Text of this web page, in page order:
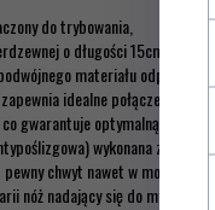
do trybowania,
o długości 15cm,
materiału odporna na
idealne połączenie z
gwarantuje optymalną
wykonana z
chwyt nawet w mokrych
nóż nadający się do mycia w